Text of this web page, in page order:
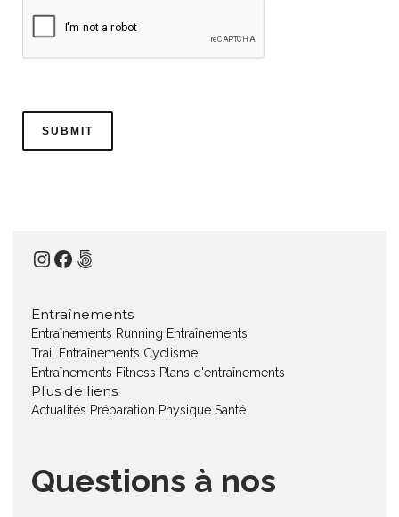
Instagram
Facebook
500px
Entraînements
Entraînements Running Entraînements
Trail
Entraînements Cyclisme
Entraînements Fitness Plans d'entraînements
Plus de liens
Actualités Préparation Physique Santé
Questions à nos